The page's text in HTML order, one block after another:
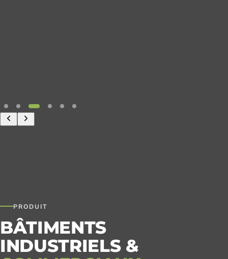
PRODUIT
BÂTIMENTS
INDUSTRIELS &